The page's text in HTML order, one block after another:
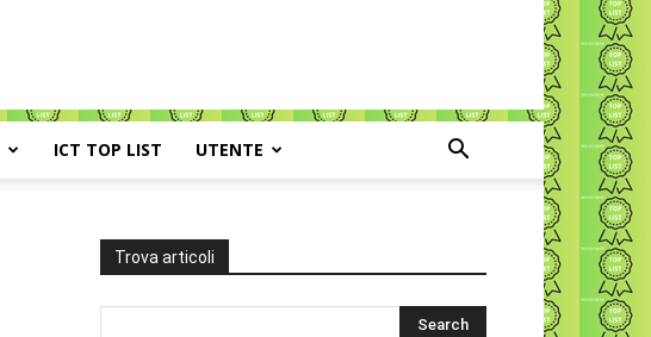
ICT TOP LIST UTENTE
Trova articoli